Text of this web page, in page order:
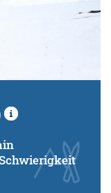
Schwierigkeit